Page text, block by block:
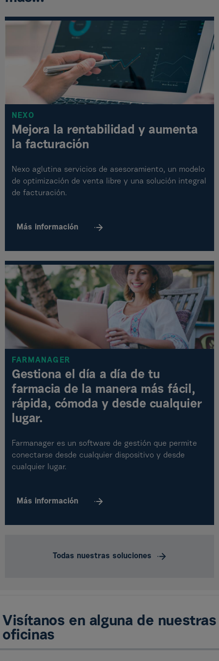
NEXO
Mejora la rentabilidad y aumenta
la facturación
Nexo aglutina servicios de asesoramiento, un modelo
de optimización de venta libre y una solución integral
de facturación.
Más información
FARMANAGER
Gestiona el día a día de tu
farmacia de la manera más fácil,
rápida, cómoda y desde cualquier
lugar.
Farmanager es un software de gestión que permite
conectarse desde cualquier dispositivo y desde
cualquier lugar.
Más información
Todas nuestras soluciones
Visítanos en alguna de nuestras
oficinas